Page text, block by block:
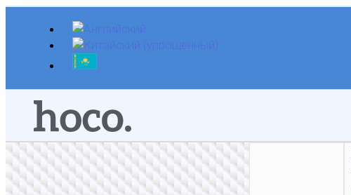
Перейти
содержимому